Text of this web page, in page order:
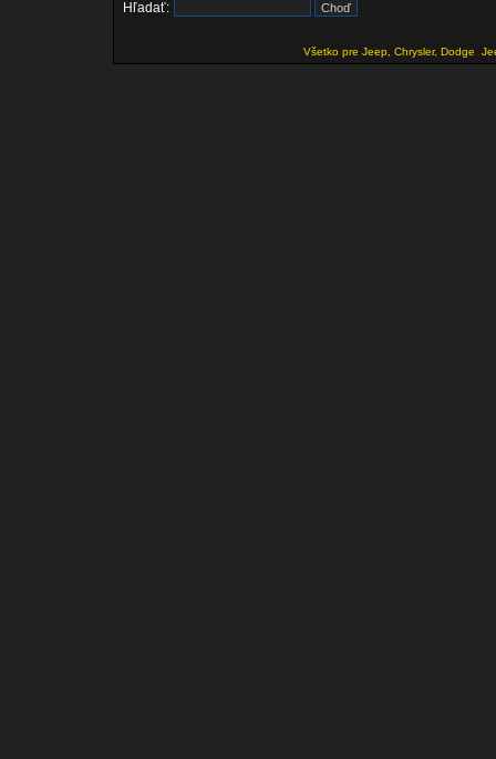
Hľadať:
Všetko pre Jeep, Chrysler, Dodge